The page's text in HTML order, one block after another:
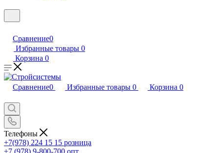
Сравнение0
Избранные товары 0
Корзина 0
Сравнение0 Избранные товары 0 Корзина 0
Телефоны
+7(978) 224 15 15 розница
+7 (978) 9-800-700 опт